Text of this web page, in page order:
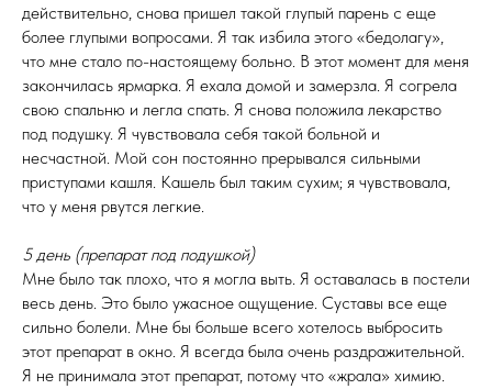
действительно, снова пришел такой глупый парень с еще
более глупыми вопросами. Я так избила этого «бедолагу»,
что мне стало по-настоящему больно. В этот момент для меня
закончилась ярмарка. Я ехала домой и замерзла. Я согрела
свою спальню и легла спать. Я снова положила лекарство
под подушку. Я чувствовала себя такой больной и
несчастной. Мой сон постоянно прерывался сильными
приступами кашля. Кашель был таким сухим; я чувствовала,
что у меня рвутся легкие.
5 день (препарат под подушкой)
Мне было так плохо, что я могла выть. Я оставалась в постели
весь день. Это было ужасное ощущение. Суставы все еще
сильно болели. Мне бы больше всего хотелось выбросить
этот препарат в окно. Я всегда была очень раздражительной.
Я не принимала этот препарат, потому что «жрала» химию.